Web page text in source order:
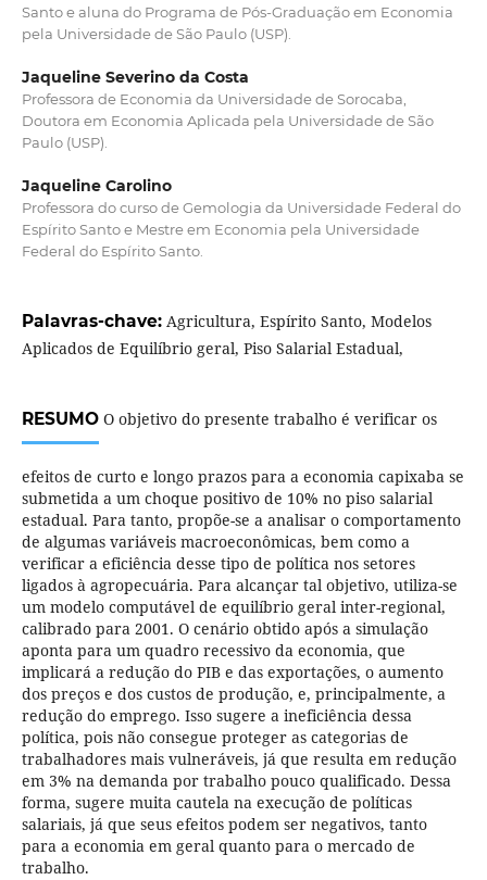
Santo e aluna do Programa de Pós-Graduação em Economia
pela Universidade de São Paulo (USP).
Jaqueline Severino da Costa
Professora de Economia da Universidade de Sorocaba,
Doutora em Economia Aplicada pela Universidade de São
Paulo (USP).
Jaqueline Carolino
Professora do curso de Gemologia da Universidade Federal do
Espírito Santo e Mestre em Economia pela Universidade
Federal do Espírito Santo.
Palavras-chave: Agricultura, Espírito Santo, Modelos
Aplicados de Equilíbrio geral, Piso Salarial Estadual,
RESUMOO objetivo do presente trabalho é verificar os
efeitos de curto e longo prazos para a economia capixaba se
submetida a um choque positivo de 10% no piso salarial
estadual. Para tanto, propõe-se a analisar o comportamento
de algumas variáveis macroeconômicas, bem como a
verificar a eficiência desse tipo de política nos setores
ligados à agropecuária. Para alcançar tal objetivo, utiliza-se
um modelo computável de equilíbrio geral inter-regional,
calibrado para 2001. O cenário obtido após a simulação
aponta para um quadro recessivo da economia, que
implicará a redução do PIB e das exportações, o aumento
dos preços e dos custos de produção, e, principalmente, a
redução do emprego. Isso sugere a ineficiência dessa
política, pois não consegue proteger as categorias de
trabalhadores mais vulneráveis, já que resulta em redução
em 3% na demanda por trabalho pouco qualificado. Dessa
forma, sugere muita cautela na execução de políticas
salariais, já que seus efeitos podem ser negativos, tanto
para a economia em geral quanto para o mercado de
trabalho.